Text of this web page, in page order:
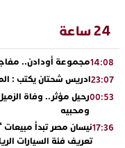
24 ساعة
14:08مجموعة أودادن..
23:07ادريس شحتان يكتب :
00:53رحيل مؤثر.. وفاة
ومحبيه
17:36نيسان مصر تبدأ
تعريف فئة السيارات